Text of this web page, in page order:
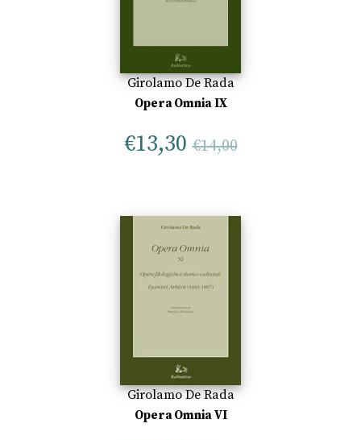
Girolamo De Rada
Opera Omnia IX
€13,30 €14,00
Girolamo De Rada
Opera Omnia VI